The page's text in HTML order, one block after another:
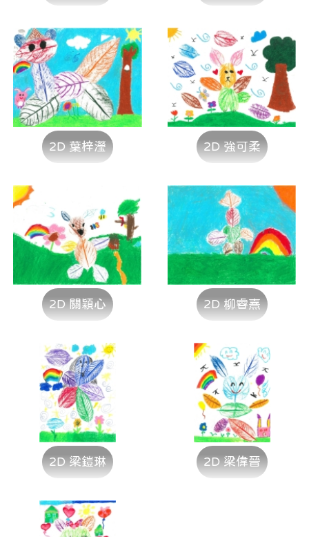
2D 葉梓瀅 2D 強可柔
2D 關穎心 2D 柳睿熹
2D 梁鎧琳 2D 梁偉晉